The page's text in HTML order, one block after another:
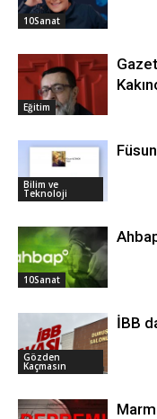
10Sanat
Eğitim
Bilim ve
Teknoloji
10Sanat
Gözden
Kaçmasın
İBB